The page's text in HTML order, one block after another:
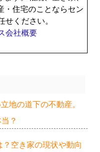
・住宅のことならセン
ください。
会社概要
地の道下の不動産。
？
空き家の現状や動向